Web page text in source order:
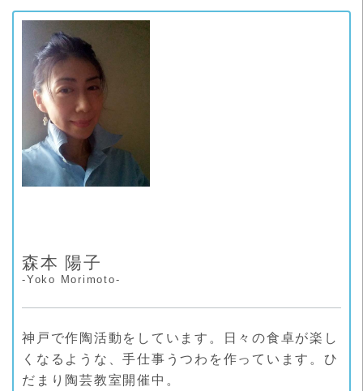
森本 陽子
-Yoko Morimoto-
神戸で作陶活動をしています。日々の食卓が楽し
くなるような、手仕事うつわを作っています。ひ
だまり陶芸教室開催中。